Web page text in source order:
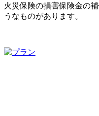
火災保険の損害保険金の
うなものがあります。